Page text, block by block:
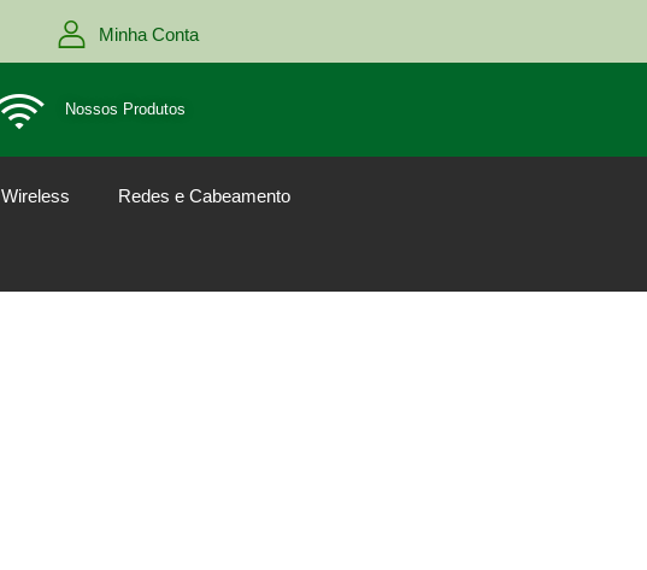
Minha Conta
Nossos Produtos
Wireless Redes e Cabeamento